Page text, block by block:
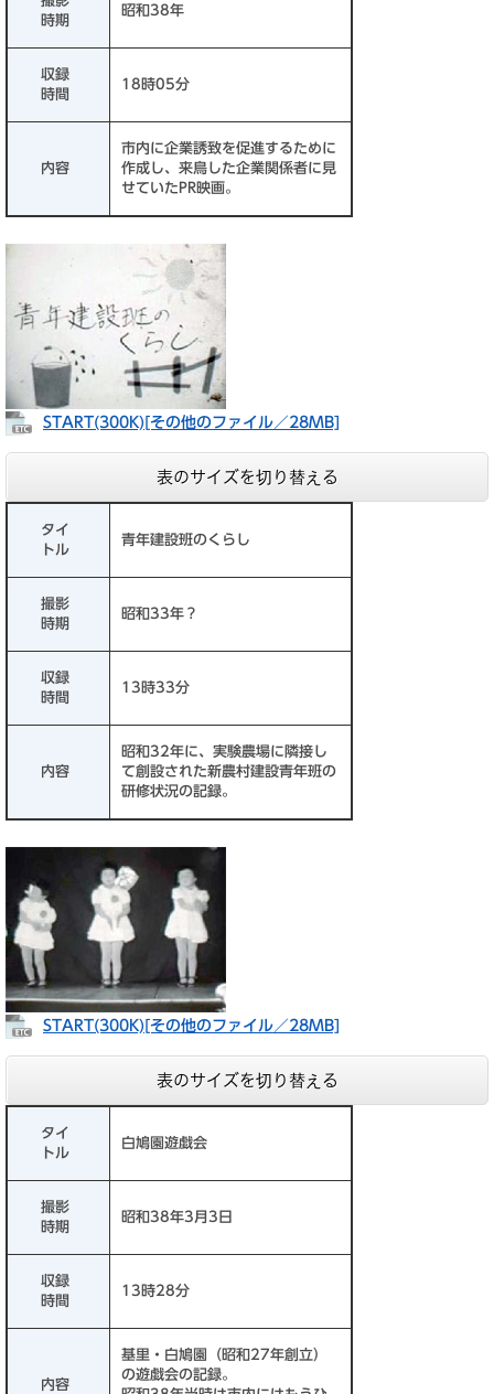
時期
昭和38年
収録
時間
18時05分
内容
市内に企業誘致を促進するために
作成し、来鳥した企業関係者に見
せていたPR映画。
START(300K)[その他のファイル／28MB]
表のサイズを切り替える
タイ
トル
青年建設班のくらし
撮影
時期
昭和33年？
収録
時間
13時33分
内容
昭和32年に、実験農場に隣接し
て創設された新農村建設青年班の
研修状況の記録。
START(300K)​[その他のファイル／28MB]
表のサイズを切り替える
タイ
トル
白鳩園遊戯会
撮影
時期
昭和38年3月3日
収録
時間
13時28分
内容
基里・白鳩園（昭和27年創立）
の遊戯会の記録。